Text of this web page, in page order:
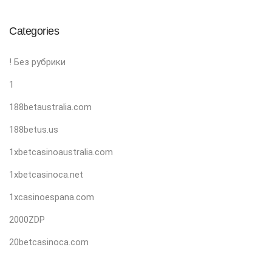
Categories
! Без рубрики
1
188betaustralia.com
188betus.us
1xbetcasinoaustralia.com
1xbetcasinoca.net
1xcasinoespana.com
2000ZDP
20betcasinoca.com